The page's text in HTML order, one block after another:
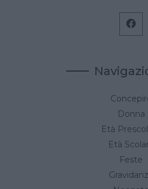
Donna
Età
Età
Feste